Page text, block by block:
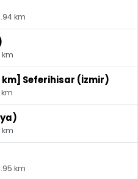
km
km
km] Seferihisar (İzmir)
km
km
km